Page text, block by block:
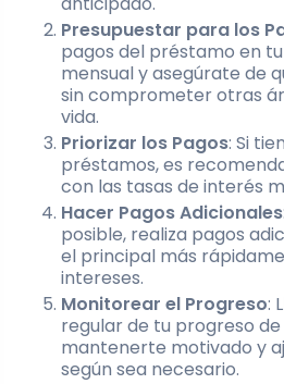
Presupuestar para los
pagos del préstamo en
mensual y asegúrate de
sin comprometer otras
vida.
Priorizar los Pagos: Si
préstamos, es
con las tasas de interés
Hacer Pagos Adicionales
posible, realiza pagos
el principal más
intereses.
Monitorear el Progreso:
regular de tu progreso
mantenerte motivado y
según sea necesario.